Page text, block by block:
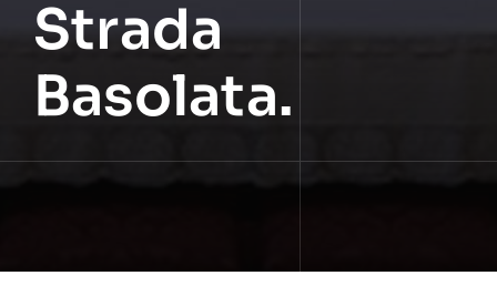
Strada
Basolata.